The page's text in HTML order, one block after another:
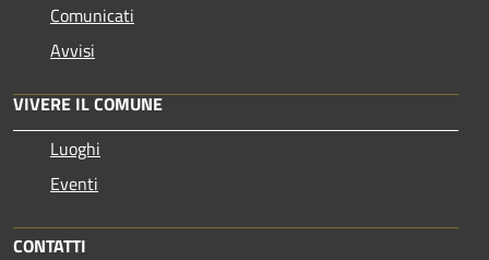
Comunicati
Avvisi
VIVERE IL COMUNE
Luoghi
Eventi
CONTATTI